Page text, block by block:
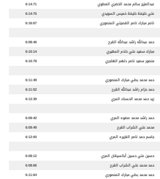
عبدالعزيز سالم محمد الخضري العطوي
6:14:71
علي خليفة خليفة خميس السويدي
6:14:75
ناصر مبارك ناصر القصيلي المنصوري 6:16:67
حمد عبدالله راشد عبدالله القرح
6:08:46
مبارك سعيد علي خادم المهيري
6:10:14
منصور سعيد ناصر دلهم الهاجري 6:10:78
حمد محمد بطي مبارك المنصوري
6:11:49
حمد حزام راشد عبدالله القرح
6:11:52
زيد حمد محمد الحسناء المري 6:12:39
حمد راشد محمد صفوه المري
6:09:42
محمد علي الشراب القرح
6:09:49
جاسم حمد ناصر الغزيره المري 6:12:00
حسين علي حسين أبالسيقان المري
6:08:12
حمد محمد علي الشراب القرح
6:08:66
حمد محمد بطي مبارك المنصوري 6:11:64